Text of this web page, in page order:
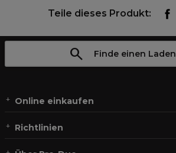
Teile dieses Produkt:
Finde einen Laden
Online einkaufen
Richtlinien